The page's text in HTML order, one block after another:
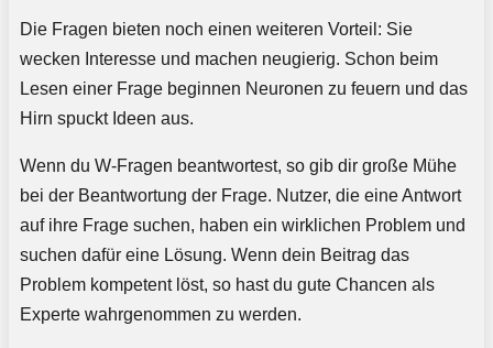
Die Fragen bieten noch einen weiteren Vorteil: Sie
wecken Interesse und machen neugierig. Schon beim
Lesen einer Frage beginnen Neuronen zu feuern und das
Hirn spuckt Ideen aus.
Wenn du W-Fragen beantwortest, so gib dir große Mühe
bei der Beantwortung der Frage. Nutzer, die eine Antwort
auf ihre Frage suchen, haben ein wirklichen Problem und
suchen dafür eine Lösung. Wenn dein Beitrag das
Problem kompetent löst, so hast du gute Chancen als
Experte wahrgenommen zu werden.